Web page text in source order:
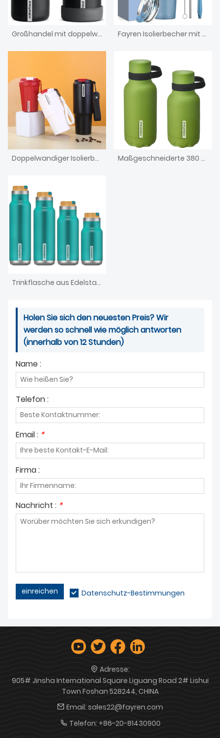
Großhandel mit doppelwandigen, vakuumisolierten Bierdosen-Kühlbechern aus hochwertigem Edelstahl 304, 12 Unzen Fayren Isolierbecher mit Griff, doppelwandiger Vakuum-Edelstahlbecher mit Strohhalm und Deckel, für kalte/heiße Getränke, auslaufsicher, Kaffee-Reisebecher
Doppelwandiger Isolierbecher aus Edelstahl für unterwegs, Kaffeebecher mit Deckel und Riemen Maßgeschneiderte 380 ml, 500 ml, 700 ml, 980 ml Edelstahl-Vakuumflasche, isolierte Sportflasche
Trinkflasche aus Edelstahl
Holen Sie sich den neuesten Preis? Wir
werden so schnell wie möglich antworten
(innerhalb von 12 Stunden)
Name :
Telefon :
Email : *
Firma :
Nachricht : *
einreichen Datenschutz-Bestimmungen
Adresse:
905# Jinsha International Square Liguang Road 2# Lishui
Town Foshan 528244, CHINA
Email: sales22@fayren.com
Telefon: +86-20-81430900